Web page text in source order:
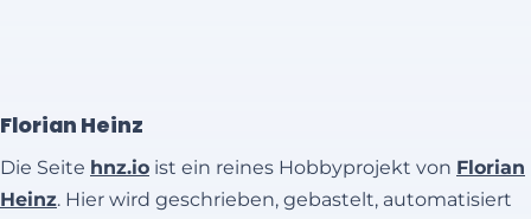
Florian Heinz
Die Seite hnz.io ist ein reines Hobbyprojekt von Florian
Heinz. Hier wird geschrieben, gebastelt, automatisiert